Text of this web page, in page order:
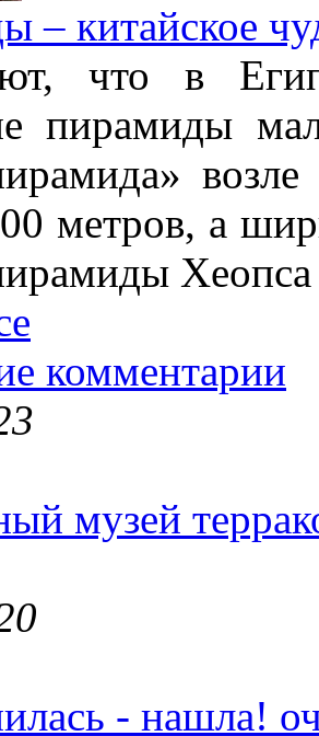
– китайское
что в
пирамиды
метров, а
Хеопса
комментарии
музей
- нашла!